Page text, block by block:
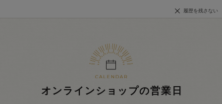
履歴を残さない
オンラインショップの営業日